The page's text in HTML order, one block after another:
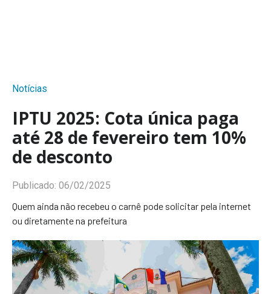
Notícias
IPTU 2025: Cota única paga
até 28 de fevereiro tem 10%
de desconto
Publicado: 06/02/2025
Quem ainda não recebeu o carnê pode solicitar pela internet
ou diretamente na prefeitura